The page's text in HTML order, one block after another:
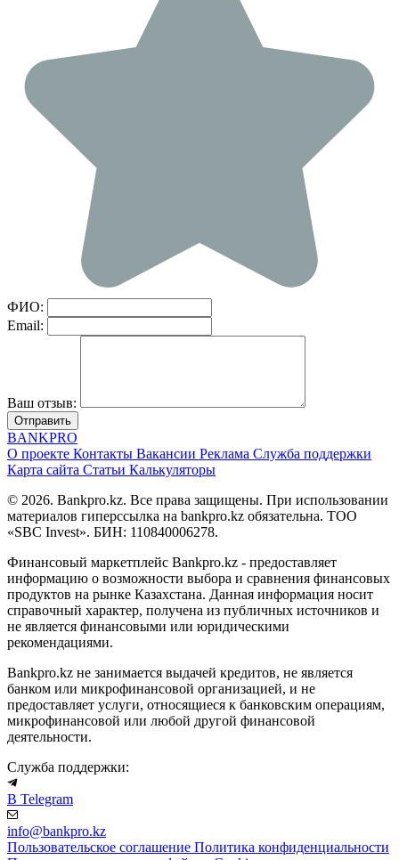
ФИО:
Email:
Ваш отзыв:
Отправить
BANKPRO
О проекте Контакты Вакансии Реклама Служба поддержки
Карта сайта Статьи Калькуляторы
© 2026. Bankpro.kz. Все права защищены. При использовании
материалов гиперссылка на bankpro.kz обязательна. ТОО
«SBC Invest». БИН: 110840006278.
Финансовый маркетплейс Bankpro.kz - предоставляет
информацию о возможности выбора и сравнения финансовых
продуктов на рынке Казахстана. Данная информация носит
справочный характер, получена из публичных источников и
не является финансовыми или юридическими
рекомендациями.
Bankpro.kz не занимается выдачей кредитов, не является
банком или микрофинансовой организацией, и не
предоставляет услуги, относящиеся к банковским операциям,
микрофинансовой или любой другой финансовой
деятельности.
Служба поддержки:
В Telegram
info@bankpro.kz
Пользовательское соглашение Политика конфиденциальности